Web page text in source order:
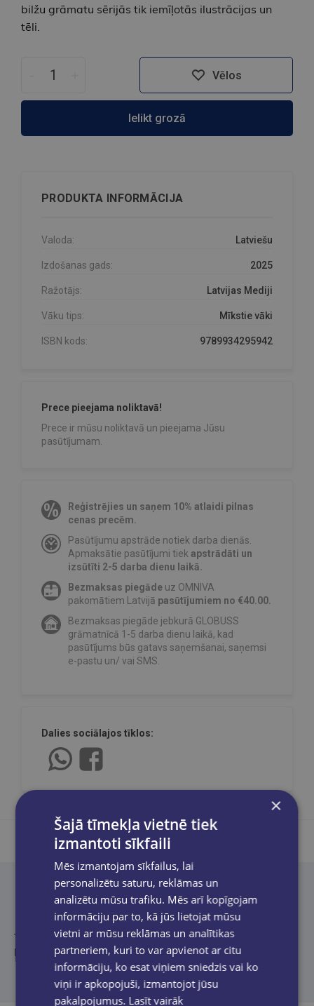
bilžu grāmatu sērijās tik iemīļotās ilustrācijas un
tēli.
Vēlos
Ielikt grozā
PRODUKTA INFORMĀCIJA
Valoda: Latviešu
Izdošanas gads: 2025
Ražotājs: Latvijas Mediji
Vāku tips: Mīkstie vāki
ISBN kods: 9789934295942
Prece pieejama noliktavā!
Prece ir mūsu noliktavā un pieejama Jūsu
pasūtījumam.
Reģistrējies un saņem 10% atlaidi pilnas
cenas precēm.
Pasūtījumu apstrāde notiek darba dienās.
Apmaksātie pasūtījumi tiek apstrādāti un
izsūtīti 2-5 darba dienu laikā.
Bezmaksas piegāde uz OMNIVA
pakomātiem Latvijā pasūtījumiem no €40.00.
Bezmaksas piegāde jebkurā GLOBUSS
grāmatnīcā 1-5 darba dienu laikā, kad
pasūtījums būs gatavs saņemšanai, saņemsi
e-pastu un/ vai SMS.
Dalies sociālajos tīklos:
Produkta apraksts
Tulkotāja Jana Egle
Ilustrācijas – Gintars Jocjus
×
Šajā tīmekļa vietnē tiek
izmantoti sīkfaili
Mēs izmantojam sīkfailus, lai
personalizētu saturu, reklāmas un
analizētu mūsu trafiku. Mēs arī kopīgojam
informāciju par to, kā jūs lietojat mūsu
vietni ar mūsu reklāmas un analītikas
partneriem, kuri to var apvienot ar citu
informāciju, ko esat viņiem sniedzis vai ko
viņi ir apkopojuši, izmantojot jūsu
pakalpojumus. Lasīt vairāk